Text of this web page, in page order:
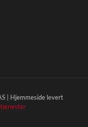
| Hjemmeside levert